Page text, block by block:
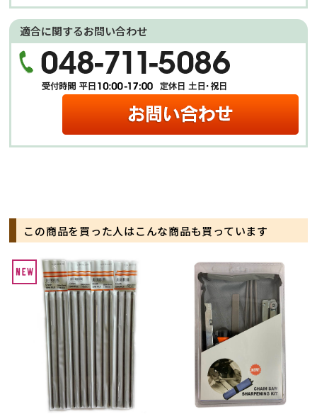
適合に関するお問い合わせ
この商品を買った人はこんな商品も買っています